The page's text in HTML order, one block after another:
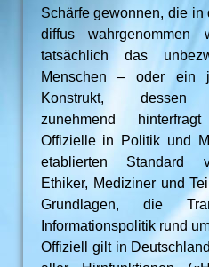
Schärfe gewonnen, die in
diffus
tatsächlich das
Menschen – oder ein
Konstrukt, dessen
zunehmend
Offizielle in Politik und
etablierten Standard
Ethiker, Mediziner und
Grundlagen, die
Informationspolitik rund
Offiziell gilt in